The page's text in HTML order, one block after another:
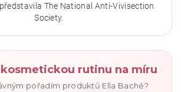
The National Anti-Vivisection
Society.
rutinu na míru
pořadím produktů Ella Baché?